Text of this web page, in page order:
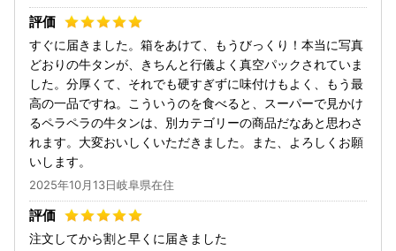
すぐに届きました。箱をあけて、もうびっくり！本当に写真
どおりの牛タンが、きちんと行儀よく真空パックされていま
した。分厚くて、それでも硬すぎずに味付けもよく、もう最
高の一品ですね。こういうのを食べると、スーパーで見かけ
るペラペラの牛タンは、別カテゴリーの商品だなあと思わさ
れます。大変おいしくいただきました。また、よろしくお願
いします。
2025年10月13日岐阜県在住
注文してから割と早くに届きました